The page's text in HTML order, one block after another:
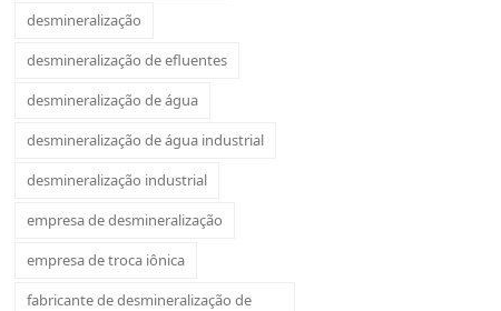
desmineralização
desmineralização de efluentes
desmineralização de água
desmineralização de água industrial
desmineralização industrial
empresa de desmineralização
empresa de troca iônica
fabricante de desmineralização de